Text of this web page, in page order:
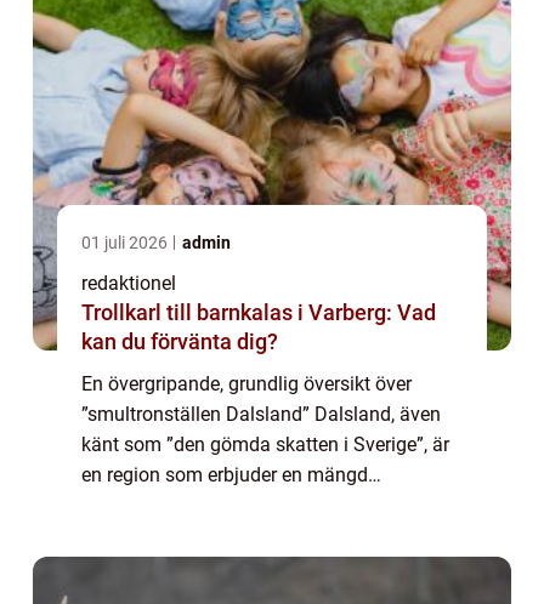
01 juli 2026 admin
redaktionel
Trollkarl till barnkalas i Varberg: Vad
kan du förvänta dig?
En övergripande, grundlig översikt över
”smultronställen Dalsland” Dalsland, även
känt som ”den gömda skatten i Sverige”, är
en region som erbjuder en mängd